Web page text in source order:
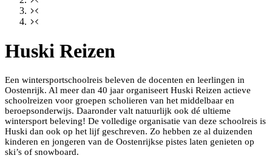
Huski Reizen
Een wintersportschoolreis beleven de docenten en leerlingen in
Oostenrijk. Al meer dan 40 jaar organiseert Huski Reizen actieve
schoolreizen voor groepen scholieren van het middelbaar en
beroepsonderwijs. Daaronder valt natuurlijk ook dé ultieme
wintersport beleving! De volledige organisatie van deze schoolreis is
Huski dan ook op het lijf geschreven. Zo hebben ze al duizenden
kinderen en jongeren van de Oostenrijkse pistes laten genieten op
ski’s of snowboard.